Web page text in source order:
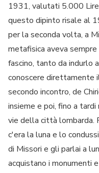
1931, valutati 5.000 Lire
questo dipinto risale al
per la seconda volta, a
metafisica aveva
fascino, tanto da indurlo
conoscere direttamente
secondo incontro, de
insieme e poi, fino a
vie della città lombarda.
c'era la luna e lo
di Missori e gli parlai a
acquistano i monumenti